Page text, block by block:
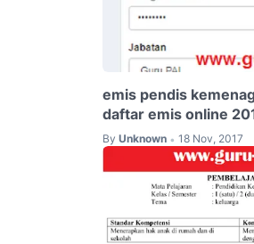
emis pendis
daftar emis online
By Unknown • 18 Nov, 2017